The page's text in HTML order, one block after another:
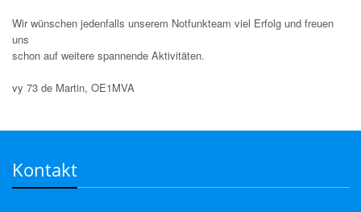
Wir wünschen jedenfalls unserem Notfunkteam viel Erfolg und freuen
uns
schon auf weitere spannende Aktivitäten.
vy 73 de Martin, OE1MVA
Kontakt